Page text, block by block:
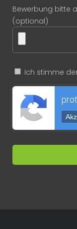
Bewerbung bitte
(optional)
Ich stimme